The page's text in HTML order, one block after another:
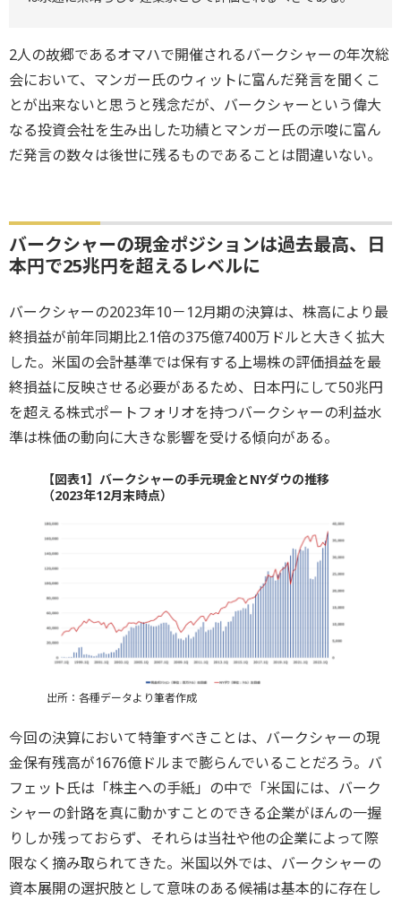
2人の故郷であるオマハで開催されるバークシャーの年次総
会において、マンガー氏のウィットに富んだ発言を聞くこ
とが出来ないと思うと残念だが、バークシャーという偉大
なる投資会社を生み出した功績とマンガー氏の示唆に富ん
だ発言の数々は後世に残るものであることは間違いない。
バークシャーの現金ポジションは過去最高、日
本円で25兆円を超えるレベルに
バークシャーの2023年10－12月期の決算は、株高により最
終損益が前年同期比2.1倍の375億7400万ドルと大きく拡大
した。米国の会計基準では保有する上場株の評価損益を最
終損益に反映させる必要があるため、日本円にして50兆円
を超える株式ポートフォリオを持つバークシャーの利益水
準は株価の動向に大きな影響を受ける傾向がある。
【図表1】バークシャーの手元現金とNYダウの推移
（2023年12月末時点）
出所：各種データより筆者作成
今回の決算において特筆すべきことは、バークシャーの現
金保有残高が1676億ドルまで膨らんでいることだろう。バ
フェット氏は「株主への手紙」の中で「米国には、バーク
シャーの針路を真に動かすことのできる企業がほんの一握
りしか残っておらず、それらは当社や他の企業によって際
限なく摘み取られてきた。米国以外では、バークシャーの
資本展開の選択肢として意味のある候補は基本的に存在し